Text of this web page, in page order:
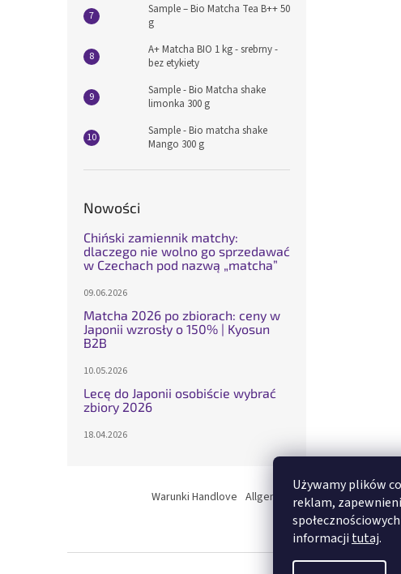
Używamy plików
reklam,
informacji tutaj.
Sample – Bio Matcha Tea B++ 50
g
A+ Matcha BIO 1 kg - srebrny -
bez etykiety
Sample - Bio Matcha shake
limonka 300 g
Sample - Bio matcha shake
Mango 300 g
Nowości
Chiński zamiennik matchy:
dlaczego nie wolno go sprzedawać
w Czechach pod nazwą „matcha”
09.06.2026
Matcha 2026 po zbiorach: ceny w
Japonii wzrosły o 150% | Kyosun
B2B
10.05.2026
Lecę do Japonii osobiście wybrać
zbiory 2026
18.04.2026
Warunki Handlove Allgemeine